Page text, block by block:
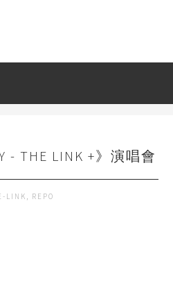
- THE LINK +》演唱會
LINK , REPO